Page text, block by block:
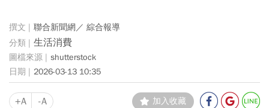
聯合新聞網／ 綜合報導
生活消費
shutterstock
2026-03-13 10:35
+A -A 加入收藏